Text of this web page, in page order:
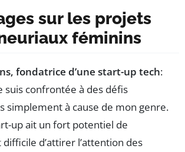
sur les projets
féminins
fondatrice d’une start-up tech:
suis confrontée à des défis
simplement à cause de mon genre.
up ait un fort potentiel de
difficile d’attirer l’attention des